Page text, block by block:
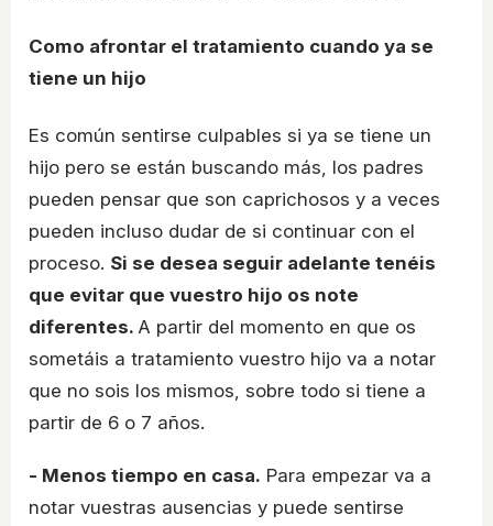
Como afrontar el tratamiento cuando ya se
tiene un hijo
Es común sentirse culpables si ya se tiene un
hijo pero se están buscando más, los padres
pueden pensar que son caprichosos y a veces
pueden incluso dudar de si continuar con el
proceso. Si se desea seguir adelante tenéis
que evitar que vuestro hijo os note
diferentes. A partir del momento en que os
sometáis a tratamiento vuestro hijo va a notar
que no sois los mismos, sobre todo si tiene a
partir de 6 o 7 años.
- Menos tiempo en casa. Para empezar va a
notar vuestras ausencias y puede sentirse